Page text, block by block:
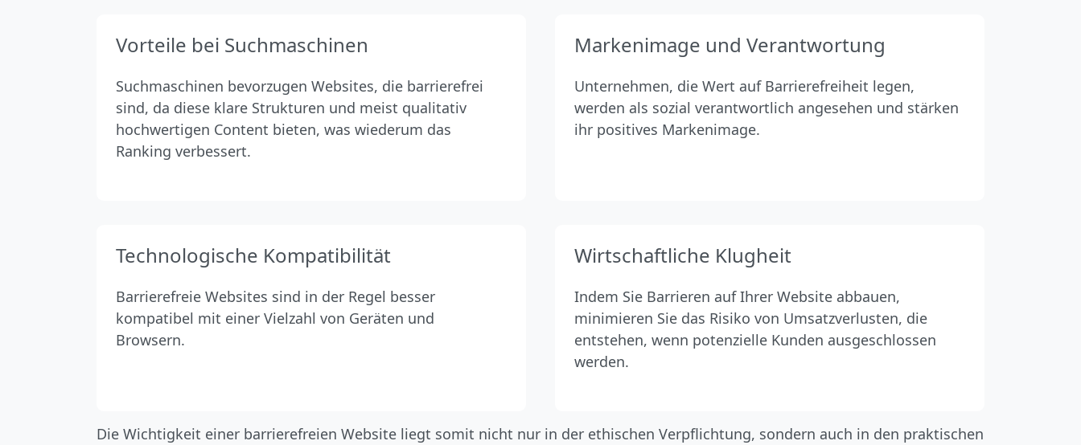
Vorteile bei Suchmaschinen
Suchmaschinen bevorzugen Websites, die barrierefrei
sind, da diese klare Strukturen und meist qualitativ
hochwertigen Content bieten, was wiederum das
Ranking verbessert.
Markenimage und Verantwortung
Unternehmen, die Wert auf Barrierefreiheit legen,
werden als sozial verantwortlich angesehen und stärken
ihr positives Markenimage.
Technologische Kompatibilität
Barrierefreie Websites sind in der Regel besser
kompatibel mit einer Vielzahl von Geräten und
Browsern.
Wirtschaftliche Klugheit
Indem Sie Barrieren auf Ihrer Website abbauen,
minimieren Sie das Risiko von Umsatzverlusten, die
entstehen, wenn potenzielle Kunden ausgeschlossen
werden.
Die Wichtigkeit einer barrierefreien Website liegt somit nicht nur in der ethischen Verpflichtung, sondern auch in den praktischen